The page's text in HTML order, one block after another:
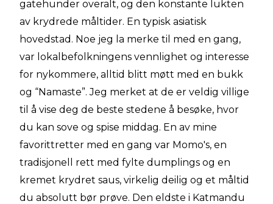
gatehunder overalt, og den konstante lukten
av krydrede måltider. En typisk asiatisk
hovedstad. Noe jeg la merke til med en gang,
var lokalbefolkningens vennlighet og interesse
for nykommere, alltid blitt møtt med en bukk
og “Namaste”. Jeg merket at de er veldig villige
til å vise deg de beste stedene å besøke, hvor
du kan sove og spise middag. En av mine
favorittretter med en gang var Momo's, en
tradisjonell rett med fylte dumplings og en
kremet krydret saus, virkelig deilig og et måltid
du absolutt bør prøve. Den eldste i Katmandu